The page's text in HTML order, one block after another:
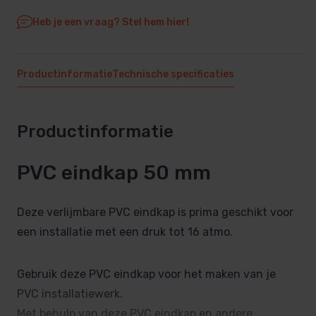
Heb je een vraag? Stel hem hier!
ProductinformatieTechnische specificaties
Productinformatie
PVC eindkap 50 mm
Deze verlijmbare PVC eindkap is prima geschikt voor
een installatie met een druk tot 16 atmo.
Gebruik deze PVC eindkap voor het maken van je
PVC installatiewerk.